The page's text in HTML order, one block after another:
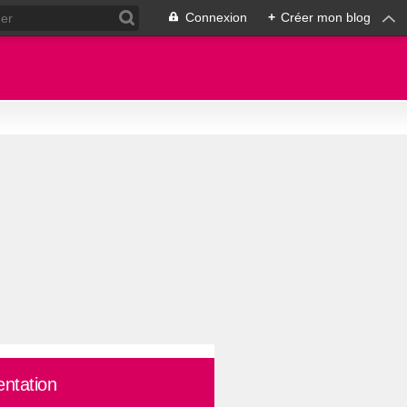
Connexion + Créer mon blog